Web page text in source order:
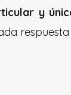
y
respuesta